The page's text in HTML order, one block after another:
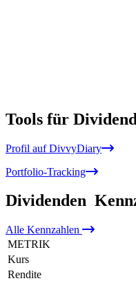
Tools für
Profil auf DivvyDiary
Portfolio-Tracking
Dividenden
Alle Kennzahlen
METRIK
Kurs
Rendite